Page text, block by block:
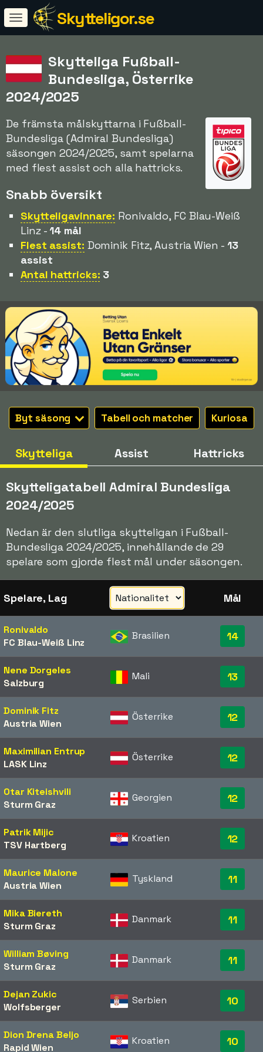
Skytteligor.se
Skytteliga Fußball-
Bundesliga, Österrike
2024/2025
De främsta målskyttarna i Fußball-
Bundesliga (Admiral Bundesliga)
säsongen 2024/2025, samt spelarna
med flest assist och alla hattricks.
Snabb översikt
Skytteligavinnare: Ronivaldo, FC Blau-Weiß
Linz -14 mål
Flest assist: Dominik Fitz, Austria Wien - 13
assist
Antal hattricks: 3
Byt säsong Tabell och matcher Kuriosa
Skytteliga Assist Hattricks
Skytteligatabell Admiral Bundesliga
2024/2025
Nedan är den slutliga skytteligan i Fußball-
Bundesliga 2024/2025, innehållande de 29
spelare som gjorde flest mål under säsongen.
Spelare, Lag Mål
Ronivaldo
FC Blau-Weiß Linz
Brasilien 14
Nene Dorgeles
Salzburg
Mali 13
Dominik Fitz
Austria Wien
Österrike 12
Maximilian Entrup
LASK Linz
Österrike 12
Otar Kiteishvili
Sturm Graz
Georgien 12
Patrik Mijic
TSV Hartberg
Kroatien 12
Maurice Malone
Austria Wien
Tyskland 11
Mika Biereth
Sturm Graz
Danmark 11
William Bøving
Sturm Graz
Danmark 11
Dejan Zukic
Wolfsberger
Serbien 10
Dion Drena Beljo
Rapid Wien
Kroatien 10